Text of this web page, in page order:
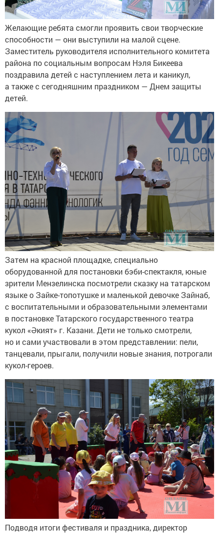
Желающие ребята смогли проявить свои творческие
способности — они выступили на малой сцене.
Заместитель руководителя исполнительного комитета
района по социальным вопросам Нэля Бикеева
поздравила детей с наступлением лета и каникул,
а также с сегодняшним праздником — Днем защиты
детей.
Затем на красной площадке, специально
оборудованной для постановки бэби-спектакля, юные
зрители Мензелинска посмотрели сказку на татарском
языке о Зайке-топотушке и маленькой девочке Зайнаб,
с воспитательными и образовательными элементами
в постановке Татарского государственного театра
кукол «Әкият» г. Казани. Дети не только смотрели,
но и сами участвовали в этом представлении: пели,
танцевали, прыгали, получили новые знания, потрогали
кукол-героев.
Подводя итоги фестиваля и праздника, директор